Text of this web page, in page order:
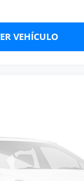
VEHÍCULO